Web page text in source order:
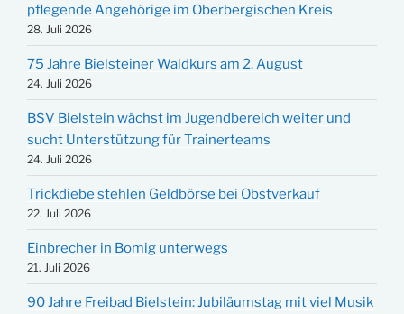
pflegende Angehörige im Oberbergischen Kreis
28. Juli 2026
75 Jahre Bielsteiner Waldkurs am 2. August
24. Juli 2026
BSV Bielstein wächst im Jugendbereich weiter und
sucht Unterstützung für Trainerteams
24. Juli 2026
Trickdiebe stehlen Geldbörse bei Obstverkauf
22. Juli 2026
Einbrecher in Bomig unterwegs
21. Juli 2026
90 Jahre Freibad Bielstein: Jubiläumstag mit viel Musik